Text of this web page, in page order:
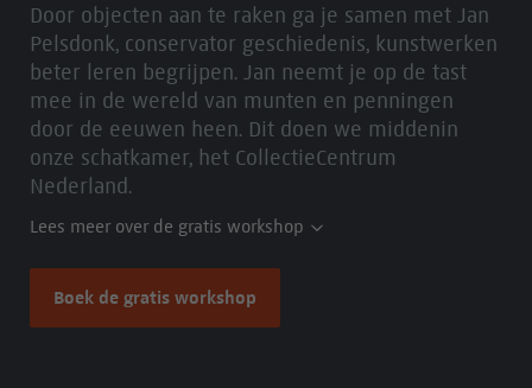
Door objecten aan te raken ga je samen met Jan
Pelsdonk, conservator geschiedenis, kunstwerken
beter leren begrijpen. Jan neemt je op de tast
mee in de wereld van munten en penningen
door de eeuwen heen. Dit doen we middenin
onze schatkamer, het CollectieCentrum
Nederland.
Lees meer over de gratis workshop
Boek de gratis workshop